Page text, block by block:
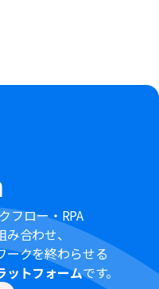
ッセージを変数として埋め
シートやシート、どの
任意で設定してくださ
トをYoomと連携してくだ
フロー・RPA
合わせ、
ークを終わらせる
ットフォームです。